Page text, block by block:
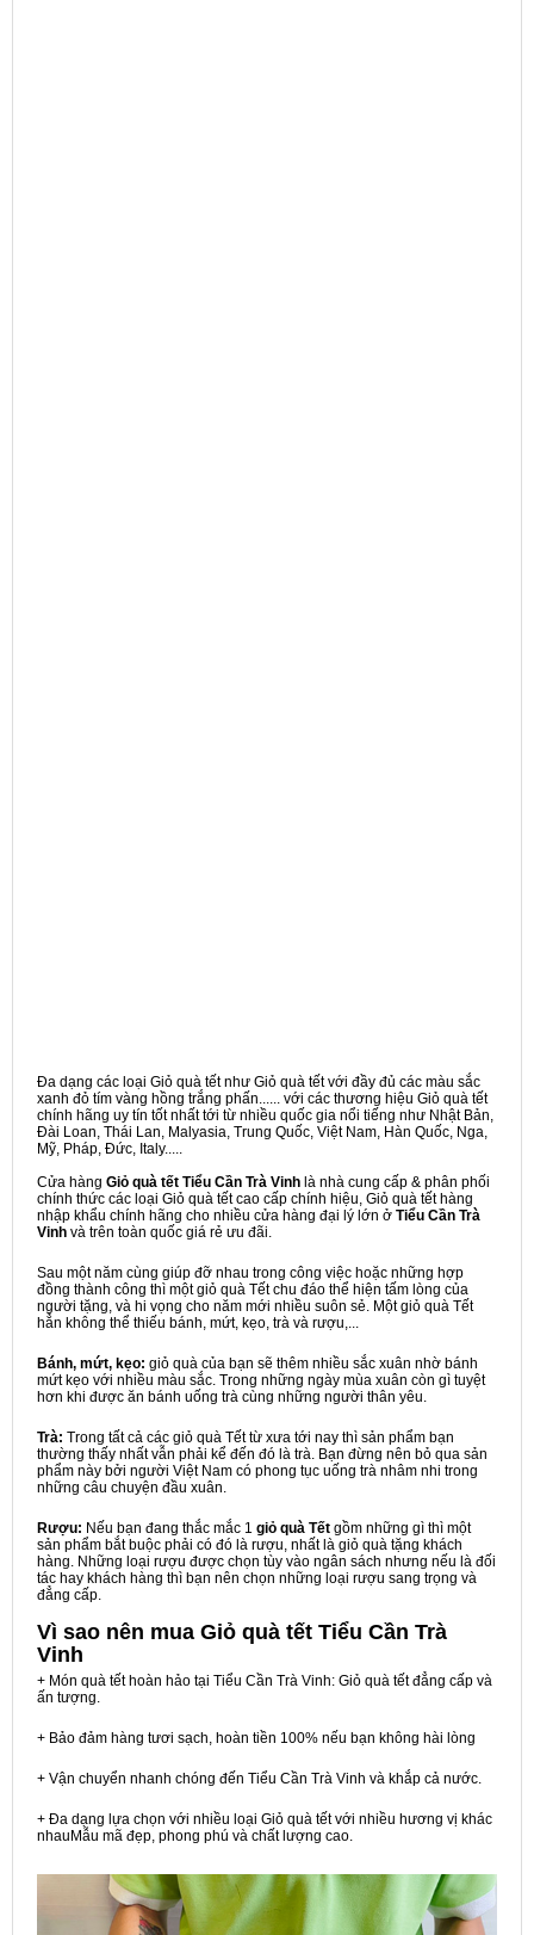
Đa dạng các loại Giỏ quà tết như Giỏ quà tết với đầy đủ các màu sắc
xanh đỏ tím vàng hồng trắng phấn...... với các thương hiệu Giỏ quà tết
chính hãng uy tín tốt nhất tới từ nhiều quốc gia nổi tiếng như Nhật Bản,
Đài Loan, Thái Lan, Malyasia, Trung Quốc, Việt Nam, Hàn Quốc, Nga,
Mỹ, Pháp, Đức, Italy.....
Cửa hàng Giỏ quà tết Tiểu Cần Trà Vinh là nhà cung cấp & phân phối
chính thức các loại Giỏ quà tết cao cấp chính hiệu, Giỏ quà tết hàng
nhập khẩu chính hãng cho nhiều cửa hàng đại lý lớn ở Tiểu Cần Trà
Vinh và trên toàn quốc giá rẻ ưu đãi.
Sau một năm cùng giúp đỡ nhau trong công việc hoặc những hợp
đồng thành công thì một giỏ quà Tết chu đáo thể hiện tấm lòng của
người tặng, và hi vọng cho năm mới nhiều suôn sẻ. Một giỏ quà Tết
hẳn không thể thiếu bánh, mứt, kẹo, trà và rượu,...
Bánh, mứt, kẹo: giỏ quà của bạn sẽ thêm nhiều sắc xuân nhờ bánh
mứt kẹo với nhiều màu sắc. Trong những ngày mùa xuân còn gì tuyệt
hơn khi được ăn bánh uống trà cùng những người thân yêu.
Trà: Trong tất cả các giỏ quà Tết từ xưa tới nay thì sản phẩm bạn
thường thấy nhất vẫn phải kể đến đó là trà. Bạn đừng nên bỏ qua sản
phẩm này bởi người Việt Nam có phong tục uống trà nhâm nhi trong
những câu chuyện đầu xuân.
Rượu: Nếu bạn đang thắc mắc 1 giỏ quà Tết gồm những gì thì một
sản phẩm bắt buộc phải có đó là rượu, nhất là giỏ quà tặng khách
hàng. Những loại rượu được chọn tùy vào ngân sách nhưng nếu là đối
tác hay khách hàng thì bạn nên chọn những loại rượu sang trọng và
đẳng cấp.
Vì sao nên mua Giỏ quà tết Tiểu Cần Trà
Vinh
+ Món quà tết hoàn hảo tại Tiểu Cần Trà Vinh: Giỏ quà tết đẳng cấp và
ấn tượng.
+ Bảo đảm hàng tươi sạch, hoàn tiền 100% nếu bạn không hài lòng
+ Vận chuyển nhanh chóng đến Tiểu Cần Trà Vinh và khắp cả nước.
+ Đa dạng lựa chọn với nhiều loại Giỏ quà tết với nhiều hương vị khác
nhauMẫu mã đẹp, phong phú và chất lượng cao.